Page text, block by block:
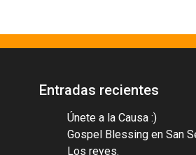
Entradas recientes
Únete a la Causa :)
Gospel Blessing en San
Los reyes.